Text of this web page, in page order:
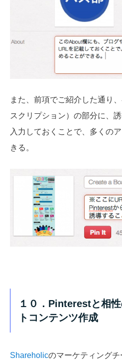
また、前項でご紹介した通り
スクリプション）の部分に、
入力しておくことで、多くの
きる。
１０．Pinterestと相
トコンテンツ作成
Shareholicのマーケティング